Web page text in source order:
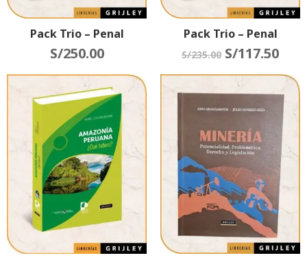
Pack Trio – Penal
S/250.00
Pack Trio – Penal
S/235.00 S/117.50